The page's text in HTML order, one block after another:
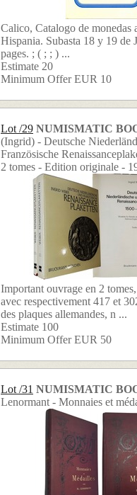
Calico, Catalogo de monedas
Hispania. Subasta 18 y 19 de
pages. ; ( ; ; ) ...
Estimate 20
Minimum Offer EUR 10
Lot /29 NUMISMATIC
(Ingrid) - Deutsche
Französische
2 tomes - Edition originale -
Important ouvrage en 2
avec respectivement 417 et
des plaques allemandes, n ...
Estimate 100
Minimum Offer EUR 50
Lot /31 NUMISMATIC
Lenormant - Monnaies et